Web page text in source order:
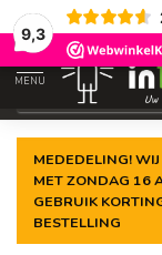
9,3
Gegarandeerde
MENU
MEDEDELING!
MET ZONDAG 16
GEBRUIK
BESTELLING